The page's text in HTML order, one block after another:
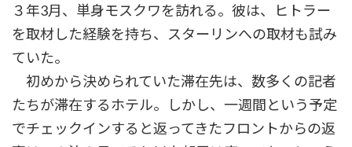
３年3月、単身モスクワを訪れる。彼は、ヒトラー
を取材した経験を持ち、スターリンへの取材も試み
ていた。
初めから決められていた滞在先は、数多くの記者
たちが滞在するホテル。しかし、一週間という予定
でチェックインすると返ってきたフロントからの返